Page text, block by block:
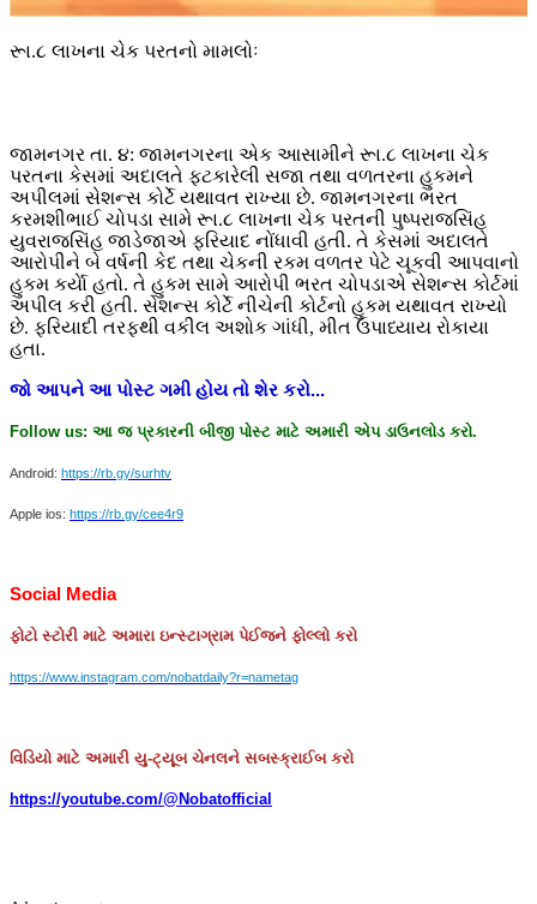
રૂા.૮ લાખના ચેક પરતનો મામલોઃ
જામનગર તા. ૪: જામનગરના એક આસામીને રૂા.૮ લાખના ચેક
પરતના કેસમાં અદાલતે ફટકારેલી સજા તથા વળતરના હુકમને
અપીલમાં સેશન્સ કોર્ટે યથાવત રાખ્યા છે. જામનગરના ભરત
કરમશીભાઈ ચોપડા સામે રૂા.૮ લાખના ચેક પરતની પુષ્પરાજસિંહ
યુવરાજસિંહ જાડેજાએ ફરિયાદ નોંધાવી હતી. તે કેસમાં અદાલતે
આરોપીને બે વર્ષની કેદ તથા ચેકની રકમ વળતર પેટે ચૂકવી આપવાનો
હુકમ કર્યાે હતો. તે હુકમ સામે આરોપી ભરત ચોપડાએ સેશન્સ કોર્ટમાં
અપીલ કરી હતી. સેશન્સ કોર્ટે નીચેની કોર્ટનો હુકમ યથાવત રાખ્યો
છે. ફરિયાદી તરફથી વકીલ અશોક ગાંધી, મીત ઉપાધ્યાય રોકાયા
હતા.
જો આપને આ પોસ્ટ ગમી હોય તો શેર કરો...
Follow us: આ જ પ્રકારની બીજી પોસ્ટ માટે અમારી એપ ડાઉનલોડ કરો.
Android: https://rb.gy/surhtv
Apple ios: https://rb.gy/cee4r9
Social Media
ફોટો સ્ટોરી માટે અમારા ઇન્સ્ટાગ્રામ પેઈજને ફોલ્લો કરો
https://www.instagram.com/nobatdaily?r=nametag
વિડિયો માટે અમારી યુ-ટ્યૂબ ચેનલને સબસ્ક્રાઈબ કરો
https://youtube.com/@Nobatofficial